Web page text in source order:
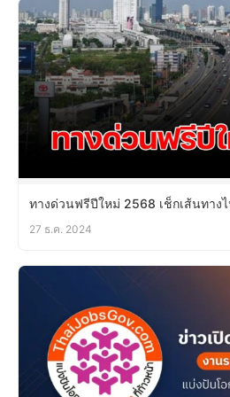
ทางด่วนฟรีปีใหม่ 2568 เช็กเส้นทาง
27 ธ.ค. 2024